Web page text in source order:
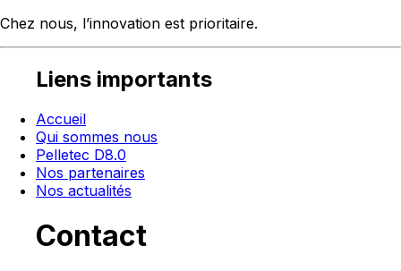
Chez nous, l’innovation est prioritaire.
Liens importants
Accueil
Qui sommes nous
Pelletec D8.0
Nos partenaires
Nos actualités
Contact